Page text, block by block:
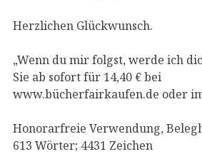
Herzlichen Glückwunsch.
„Wenn du mir folgst, werde ich
Sie ab sofort für 14,40 € bei
www.bücherfairkaufen.de oder
Honorarfreie Verwendung,
613 Wörter; 4431 Zeichen